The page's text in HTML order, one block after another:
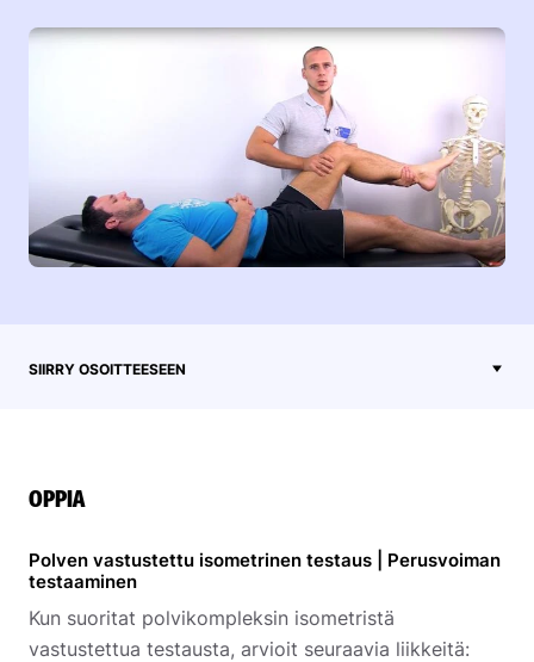
SIIRRY OSOITTEESEEN
OPPIA
Polven vastustettu isometrinen testaus | Perusvoiman
testaaminen
Kun suoritat polvikompleksin isometristä
vastustettua testausta, arvioit seuraavia liikkeitä: